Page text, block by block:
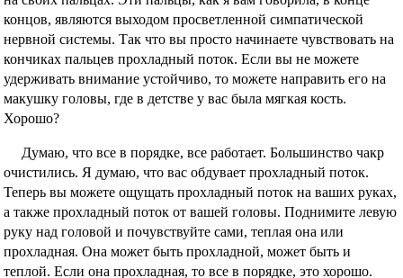
концов, являются выходом просветленной симпатической
нервной системы. Так что вы просто начинаете чувствовать на
кончиках пальцев прохладный поток. Если вы не можете
удерживать внимание устойчиво, то можете направить его на
макушку головы, где в детстве у вас была мягкая кость.
Хорошо?
Думаю, что все в порядке, все работает. Большинство чакр
очистились. Я думаю, что вас обдувает прохладный поток.
Теперь вы можете ощущать прохладный поток на ваших руках,
а также прохладный поток от вашей головы. Поднимите левую
руку над головой и почувствуйте сами, теплая она или
прохладная. Она может быть прохладной, может быть и
теплой. Если она прохладная, то все в порядке, это хорошо.